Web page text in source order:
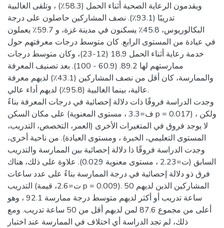
ويقدمون الرعاية الصحية أثناء الحمل (58.3٪) ، وتلقى الغالبية
تدريبًا (93.1٪). نصف المشاركين حاصلون على درجة
البكالوريوس، 45.8٪ يسكنون في مدينة غزة، و 59.7٪ يعملون
في عيادة من المستوى الرابع. كان متوسط درجات معرفتهم حول
خدمة رعاية أثناء الحمل 18.9 (12-23)، وكان متوسط درجات
ممارستهم لها 89.2. (60.9 - 100). بعد تصنيف المعرفة
والممارسة، كان أقل من نصف المشاركين (43.1٪) لديهم معرفة
عالية، بينما الغالبية (95.8٪) لديهم أداء عالي.
وجدت الدراسة فروقًا ذات دلالة إحصائية في درجات المعرفة بناءً
على مكان السكن (ف=3.3 ، مستوى المعنوية p = 0.017) ، ولكن
لا يوجد فروق في المتغيرات الأخرى (العمر، التخصص، التدريب،
المستوى التعليمي، الخبرة ، ومستوى العيادة). من ناحية أخرى،
وجدت الدراسة فروقًا ذا دلالة إحصائية بين الممارسة والتدريب
السابق (ت=2.23 ، مستوى معنوية 0.029). علاوة على ذلك، هناك
فرق ذو دلالة إحصائية في درجة الممارسة بناءً على عدد ساعات
التدريب (ت=2.6، قيمة p = 0.009). المشاركين الذين لديهم 50
ساعة تدريب أو أكثر لديهم متوسط درجة ممارسة 92.1 ، وهو
أعلى من مجموع 87.6 لمن لديهم أقل من 50 ساعة تدريب. ومع
ذلك، لم تجد الدراسة أي اختلاف في الممارسة عند اختبار